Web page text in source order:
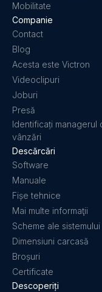
Orion-Tr 24/
Orion-Tr 24/
(left)
Orion-Tr 24/
(right)
Orion-Tr 24/
(top)
Orion-Tr 24/
(front-angle)
Orion-Tr 24/
(front-with
Descoperiți
Descărcări
Software
Manuale
Fișe tehnice
Mai multe informaţii
Scheme ale sistemului
Dimensiuni carcasă
Broșuri
Certificate
Mobilitate
Companie
Contact
Blog
Acesta este Victron
Videoclipuri
Joburi
Presă
Identificați managerul
vânzări